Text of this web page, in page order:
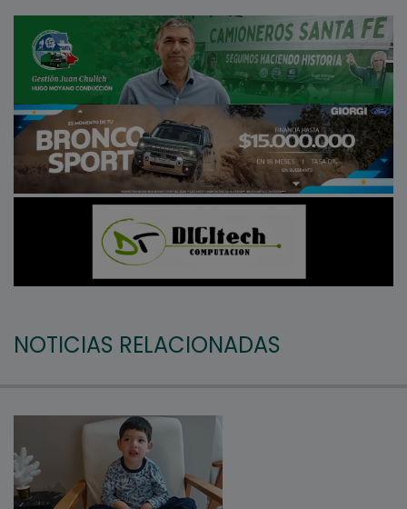
NOTICIAS RELACIONADAS